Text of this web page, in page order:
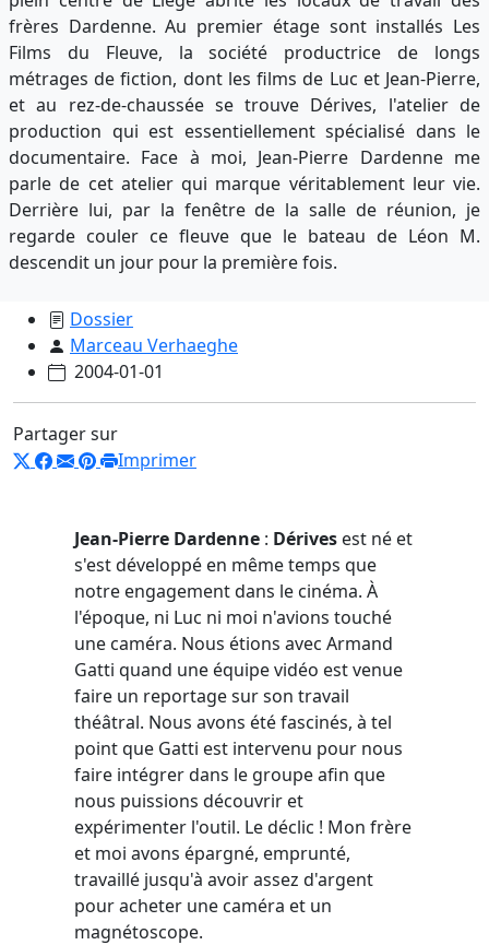
frères Dardenne. Au premier étage sont installés Les
Films du Fleuve, la société productrice de longs
métrages de fiction, dont les films de Luc et Jean-Pierre,
et au rez-de-chaussée se trouve Dérives, l'atelier de
production qui est essentiellement spécialisé dans le
documentaire. Face à moi, Jean-Pierre Dardenne me
parle de cet atelier qui marque véritablement leur vie.
Derrière lui, par la fenêtre de la salle de réunion, je
regarde couler ce fleuve que le bateau de Léon M.
descendit un jour pour la première fois.
Dossier
Marceau Verhaeghe
2004-01-01
Partager sur
Imprimer
Jean-Pierre Dardenne : Dérives est né et
s'est développé en même temps que
notre engagement dans le cinéma. À
l'époque, ni Luc ni moi n'avions touché
une caméra. Nous étions avec Armand
Gatti quand une équipe vidéo est venue
faire un reportage sur son travail
théâtral. Nous avons été fascinés, à tel
point que Gatti est intervenu pour nous
faire intégrer dans le groupe afin que
nous puissions découvrir et
expérimenter l'outil. Le déclic ! Mon frère
et moi avons épargné, emprunté,
travaillé jusqu'à avoir assez d'argent
pour acheter une caméra et un
magnétoscope.